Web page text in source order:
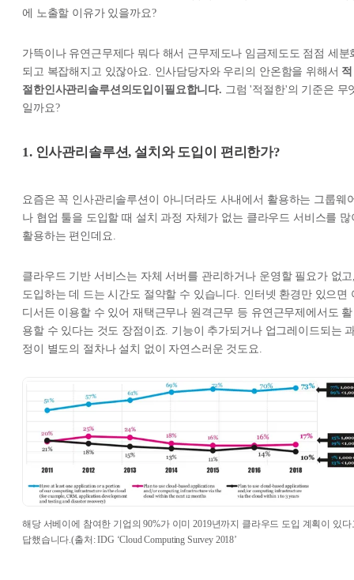
에 노출할 이유가 있을까요?
가뜩이나 유연근무제다 뭐다 해서 근무제도나 임금제도도 점점 세분
되고 복잡해지고 있잖아요. 인사담당자와 우리의 안온함을 위해서 적
절한인사관리솔루션의도입이필요합니다. 그럼 '적절한'의 기준은 무
일까요?
1. 인사관리솔루션, 설치와 도입이 편리한가?
요즘은 꼭 인사관리솔루션이 아니더라도 사내에서 활용하는 그룹웨
나 협업 툴을 도입할 때 설치 과정 자체가 없는 클라우드 서비스를 많
활용하는 편인데요.
클라우드 기반 서비스는 자체 서버를 관리하거나 운영할 필요가 없
도입하는 데 드는 시간도 절약할 수 있습니다. 인터넷 환경만 있으면
디서든 이용할 수 있어 재택근무나 원격근무 등 유연근무제에서도 활
용할 수 있다는 것도 장점이죠. 기능이 추가되거나 업그레이드되는
정이 별도의 절차나 설치 없이 자연스러운 것도요.
해당 서베이에 참여한 기업의 90%가 이미 2019년까지 클라우드 도입 계획이 있다
답했습니다.(출처: IDG ‘Cloud Computing Survey 2018’